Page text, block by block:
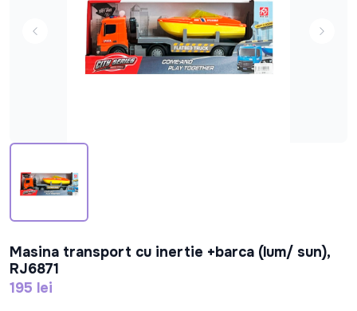
Masina transport cu inertie +barca (lum/ sun),
RJ6871
195 lei